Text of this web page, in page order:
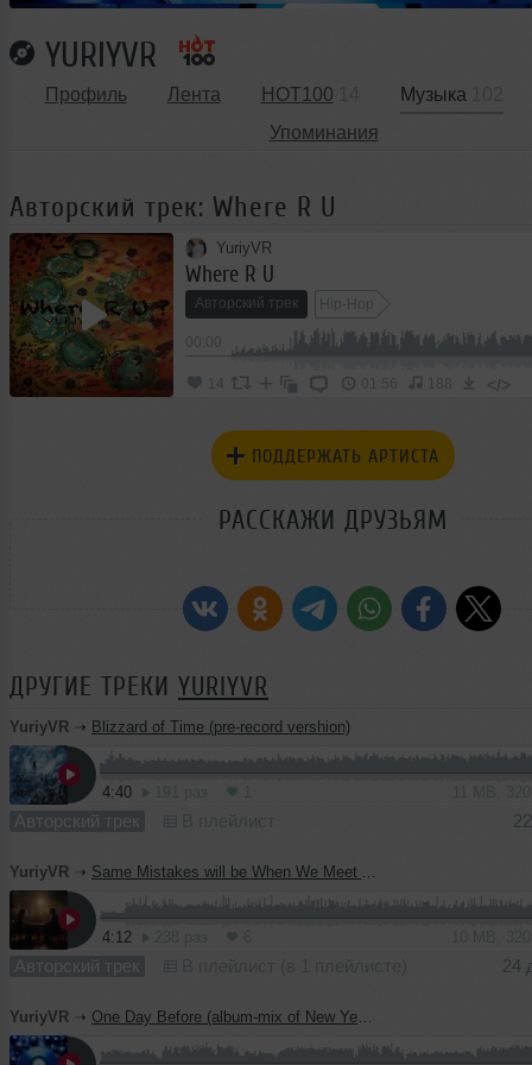
YURIYVR
Профиль Лента HOT100 Музыка
Упоминания
Авторский трек: Where R U
YuriyVR
Where R U
Авторский трек Hip-Hop
01:56 </>
ПОДДЕРЖАТЬ АРТИСТА
РАССКАЖИ ДРУЗЬЯМ
ДРУГИЕ ТРЕКИ YURIYVR
YuriyVR ➝ Blizzard of Time (pre-record vershion)
4:40
Авторский трек
YuriyVR ➝ Same Mistakes will be When We Meet Again || Mash-Up "Same Mistakes" by Gen Neo and "Tell me your name when we meet again" by YuriyVR
4:12
Авторский трек 24
YuriyVR ➝ One Day Before (album-mix of New Year's music)